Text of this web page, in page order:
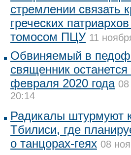
стремлении связать
греческих
томосом ПЦУ 11
Обвиняемый в
священник
февраля 2020 года
20:14
Радикалы штурмуют
Тбилиси, где
о танцорах-геях 08